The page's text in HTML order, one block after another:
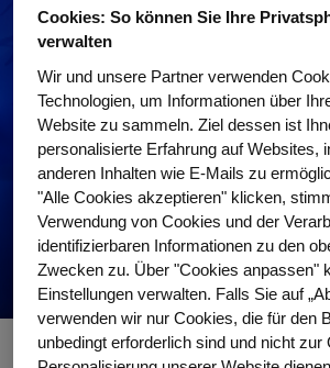
Cookies: So können Sie Ihre
verwalten
Wir und unsere Partner verwenden
Technologien, um Informationen über
Website zu sammeln. Ziel dessen ist
personalisierte Erfahrung auf Websites,
anderen Inhalten wie E-Mails zu
"Alle Cookies akzeptieren" klicken,
Verwendung von Cookies und der
identifizierbaren Informationen zu den
Zwecken zu. Über "Cookies anpassen"
Einstellungen verwalten. Falls Sie auf
verwenden wir nur Cookies, die für den
unbedingt erforderlich sind und nicht zur